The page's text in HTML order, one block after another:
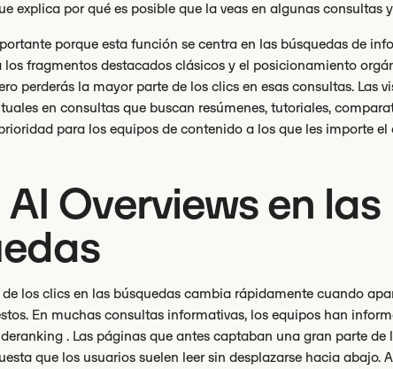
explica por qué es posible que la veas en algunas consultas
porque esta función se centra en las búsquedas de
fragmentos destacados clásicos y el posicionamiento
perderás la mayor parte de los clics en esas consultas. Las
en consultas que buscan resúmenes, tutoriales,
para los equipos de contenido a los que les importe
Overviews en las
los clics en las búsquedas cambia rápidamente cuando
En muchas consultas informativas, los equipos han
. Las páginas que antes captaban una gran parte
que los usuarios suelen leer sin desplazarse hacia abajo.